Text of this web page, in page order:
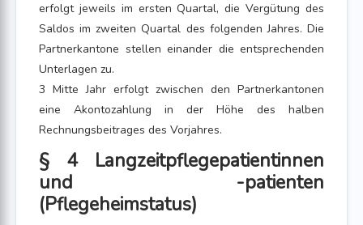
erfolgt jeweils im ersten Quartal, die Vergütung des
Saldos im zweiten Quartal des folgenden Jahres. Die
Partnerkantone stellen einander die entsprechenden
Unterlagen zu.
3 Mitte Jahr erfolgt zwischen den Partnerkantonen
eine Akontozahlung in der Höhe des halben
Rechnungsbeitrages des Vorjahres.
§ 4 Langzeitpflegepatientinnen
und -patienten
(Pflegeheimstatus)